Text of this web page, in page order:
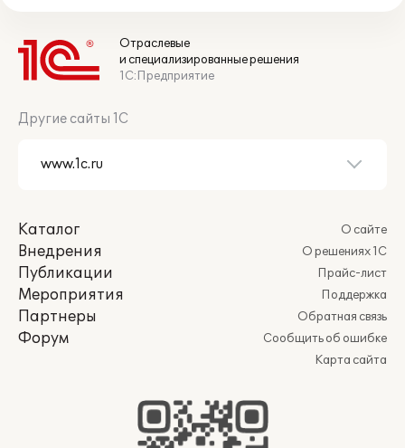
Отраслевые
и специализированные решения
1С:Предприятие
Другие сайты 1С
Каталог
Внедрения
Публикации
Мероприятия
Партнеры
Форум
О сайте
О решениях 1С
Прайс-лист
Поддержка
Обратная связь
Сообщить об ошибке
Карта сайта